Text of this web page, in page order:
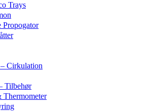
Trays
Propogator
Cirkulation
Tilbehør